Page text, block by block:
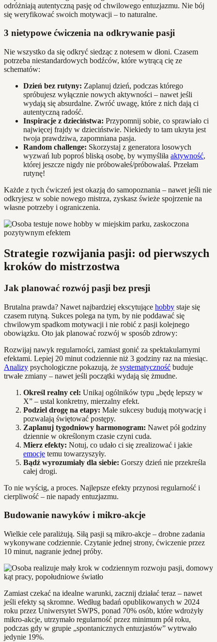
odróżniają autentyczną pasję od chwilowego entuzjazmu. Nie bój
się weryfikować swoich motywacji – to naturalne.
3 nietypowe ćwiczenia na odkrywanie pasji
Nie wszystko da się odkryć siedząc z notesem w dłoni. Czasem
potrzeba niestandardowych bodźców, które wytrącą cię ze
schematów:
Dzień bez rutyny: Zaplanuj dzień, podczas którego
spróbujesz wyłącznie nowych aktywności – nawet jeśli
wydają się absurdalne. Zwróć uwagę, które z nich dają ci
autentyczną radość.
Inspiracje z dzieciństwa: Przypomnij sobie, co sprawiało ci
najwięcej frajdy w dzieciństwie. Niekiedy to tam ukryta jest
twoja prawdziwa, zapomniana pasja.
Random challenge: Skorzystaj z generatora losowych
wyzwań lub poproś bliską osobę, by wymyśliła aktywność,
której jeszcze nigdy nie próbowałeś/próbowałaś. Przełam
rutynę!
Każde z tych ćwiczeń jest okazją do samopoznania – nawet jeśli nie
odkryjesz w sobie nowego mistrza, zyskasz świeże spojrzenie na
własne potrzeby i ograniczenia.
Strategie rozwijania pasji: od pierwszych
kroków do mistrzostwa
Jak planować rozwój pasji bez presji
Brutalna prawda? Nawet najbardziej ekscytujące hobby staje się
czasem rutyną. Sukces polega na tym, by nie poddawać się
chwilowym spadkom motywacji i nie robić z pasji kolejnego
obowiązku. Oto jak planować rozwój w sposób zdrowy:
Rozwijaj nawyk regularności, zamiast gonić za spektakularnymi
efektami. Lepiej 20 minut codziennie niż 3 godziny raz na miesiąc.
Analizy psychologiczne pokazują, że systematyczność buduje
trwałe zmiany – nawet jeśli początki wydają się żmudne.
Określ realny cel: Unikaj ogólników typu „będę lepszy w
X” – ustal konkretny, mierzalny efekt.
Podziel drogę na etapy: Małe sukcesy budują motywację i
pozwalają świętować postępy.
Zaplanuj tygodniowy harmonogram: Nawet pół godziny
dziennie w określonym czasie czyni cuda.
Mierz efekty: Notuj, co udało ci się zrealizować i jakie
emocje temu towarzyszyły.
Bądź wyrozumiały dla siebie: Gorszy dzień nie przekreśla
całej drogi.
To nie wyścig, a proces. Najlepsze efekty przynosi regularność i
cierpliwość – nie napady entuzjazmu.
Budowanie nawyków i mikro-akcje
Wielkie cele paraliżują. Siłą pasji są mikro-akcje – drobne zadania
wykonywane codziennie. Czytanie jednej strony, ćwiczenie przez
10 minut, nagranie jednej próby.
Zamiast czekać na idealne warunki, zacznij działać teraz – nawet
jeśli efekty są skromne. Według badań opublikowanych w 2024
roku przez Uniwersytet SWPS, ponad 70% osób, które wdrożyły
mikro-akcje, utrzymało regularność przez minimum pół roku,
podczas gdy w grupie „spontanicznych entuzjastów” wytrwało
jedynie 19%.